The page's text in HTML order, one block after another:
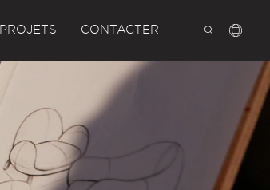
PROJETS CONTACTER